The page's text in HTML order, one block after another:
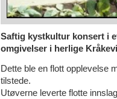
Saftig kystkultur konsert i
omgivelser i herlige
Dette ble en flott opplevelse
tilstede.
Utøverne leverte flotte